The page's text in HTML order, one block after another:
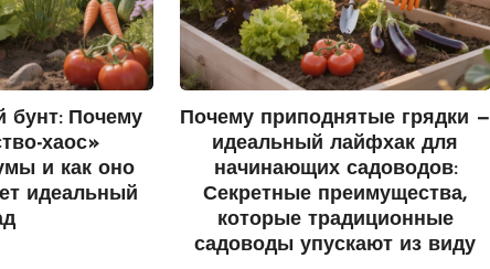
бунт: Почему
хаос»
и как оно
идеальный
Почему приподнятые грядки —
идеальный лайфхак для
начинающих садоводов:
Секретные преимущества,
которые традиционные
садоводы упускают из виду